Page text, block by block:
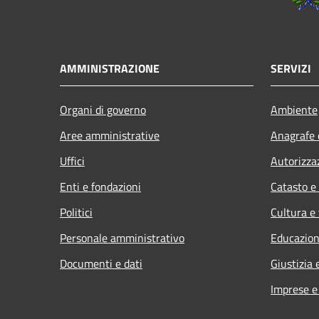
AMMINISTRAZIONE
Organi di governo
Aree amministrative
Uffici
Enti e fondazioni
Politici
Personale amministrativo
Documenti e dati
SERVIZI
Ambiente
Catasto
Cultura
Giustizia
Imprese